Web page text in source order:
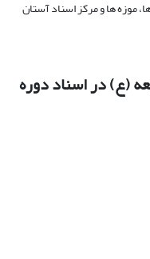
(ع) در اسناد دوره